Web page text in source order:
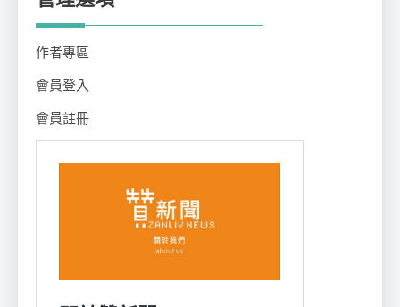
作者專區
會員登入
會員註冊